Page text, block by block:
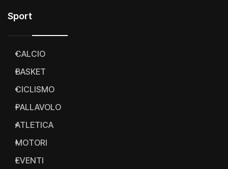
Sport
CALCIO
BASKET
CICLISMO
PALLAVOLO
ATLETICA
MOTORI
EVENTI